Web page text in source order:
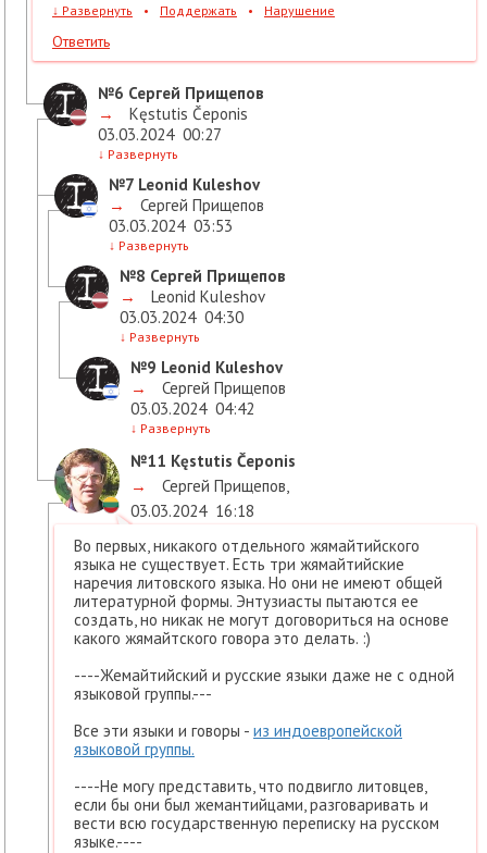
↓ Развернуть • Поддержать • Нарушение
Ответить
№6 Сергей Прищепов
→
Kęstutis Čeponis
03.03.2024 00:27
↓ Развернуть
№7 Leonid Kuleshov
→
Сергей Прищепов
03.03.2024 03:53
↓ Развернуть
№8 Сергей Прищепов
→
Leonid Kuleshov
03.03.2024 04:30
↓ Развернуть
№9 Leonid Kuleshov
→
Сергей Прищепов
03.03.2024 04:42
↓ Развернуть
№11 Kęstutis Čeponis
→
Сергей Прищепов,
03.03.2024 16:18
Во первых, никакого отдельного жямайтийского
языка не существует. Есть три жямайтийские
наречия литовского языка. Но они не имеют общей
литературной формы. Энтузиасты пытаются ее
создать, но никак не могут договориться на основе
какого жямайтского говора это делать. :)
----Жемайтийский и русские языки даже не с одной
языковой группы.---
Все эти языки и говоры - из индоевропейской
языковой группы.
----Не могу представить, что подвигло литовцев,
если бы они был жемантийцами, разговаривать и
вести всю государственную переписку на русском
языке.----